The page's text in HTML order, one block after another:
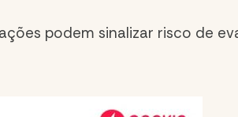
podem sinalizar risco de